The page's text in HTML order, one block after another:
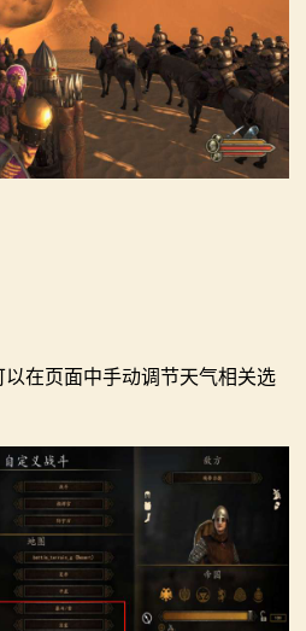
在页面中手动调节天气相关选